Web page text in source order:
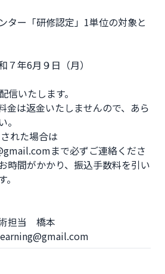
ター「研修認定」1単位の対象と
７年6月９日（月）
信いたします。
金は返金いたしませんので、あら
ください。
まで必ずご連絡くださ
時間がかかり、振込手数料を引い
担当　橋本